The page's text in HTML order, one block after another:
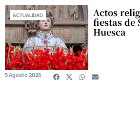
ACTUALIDAD Actos
fiestas de
Huesca
5 Agosto 2026